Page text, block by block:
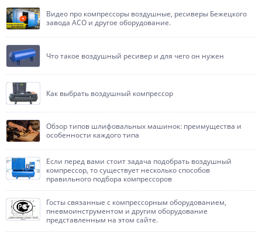
Видео про компрессоры воздушные, ресиверы Бежецкого
завода АСО и другое оборудование.
Что такое воздушный ресивер и для чего он нужен
Как выбрать воздушный компрессор
Обзор типов шлифовальных машинок: преимущества и
особенности каждого типа
Если перед вами стоит задача подобрать воздушный
компрессор, то существует несколько способов
правильного подбора компрессоров
Госты связанные с компрессорным оборудованием,
пневмоинструментом и другим оборудование
представленным на этом сайте.